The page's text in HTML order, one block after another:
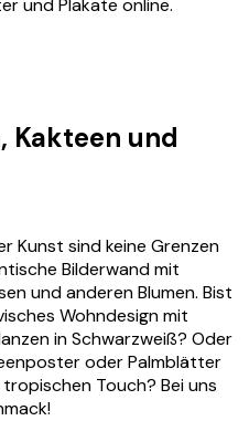
und Plakate online.
Kakteen und
Kunst sind keine Grenzen
Bilderwand mit
und anderen Blumen. Bist
Wohndesign mit
in Schwarzweiß? Oder
oder Palmblätter
Touch? Bei uns